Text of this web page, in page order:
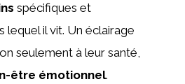
spécifiques et
lequel il vit. Un éclairage
seulement à leur santé,
être émotionnel.